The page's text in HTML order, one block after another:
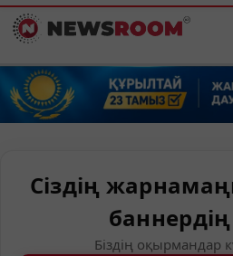
Сіздің
Біздің оқырмандар